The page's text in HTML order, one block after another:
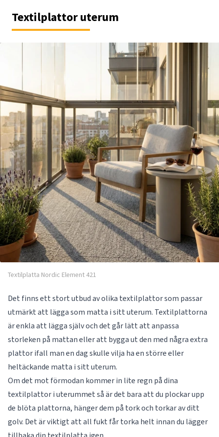
Textilplattor uterum
Textilplatta Nordic Element 421
Det finns ett stort utbud av olika textilplattorsom passar
utmärkt att lägga som matta i sitt uterum. Textilplattorna
är enkla att lägga själv och det går lätt att anpassa
storleken på mattan eller att bygga ut den med några extra
plattor ifall man en dag skulle vilja ha en större eller
heltäckande matta i sitt uterum.
Om det mot förmodan kommer in lite regn på dina
textilplattor i uterummet så är det bara att du plockar upp
de blöta plattorna, hänger dem på tork och torkar av ditt
golv. Det är viktigt att all fukt får torka helt innan du lägger